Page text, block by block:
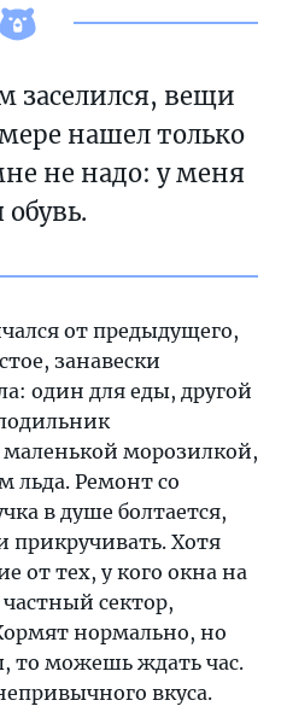
заселился, вещи
нашел только
не надо: у меня
обувь.
от предыдущего,
занавески
один для еды, другой
маленькой морозилкой,
льда. Ремонт со
в душе болтается,
прикручивать. Хотя
от тех, у кого окна на
сектор,
нормально, но
то можешь ждать час.
вкуса.